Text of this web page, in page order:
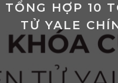
TỔNG HỢP 10
TỬ YALE